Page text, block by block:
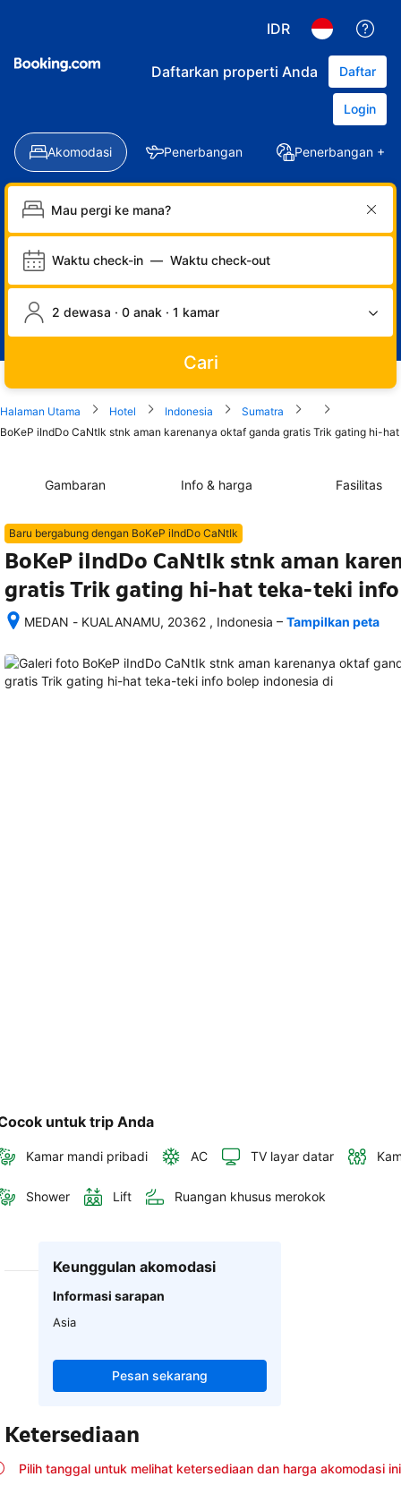
IDR
Daftarkan properti Anda Daftar
Login
Akomodasi Penerbangan Penerbangan +
Waktu check-in — Waktu check-out
2 dewasa · 0 anak · 1 kamar
Cari
Halaman Utama Hotel Indonesia
Sumatra
BoKeP iIndDo CaNtIk stnk aman karenanya oktaf ganda gratis Trik gating hi-
Gambaran Info & harga Fasilitas
Baru bergabung dengan BoKeP iIndDo CaNtIk
BoKeP iIndDo CaNtIk stnk aman
gratis Trik gating hi-hat teka-teki
MEDAN - KUALANAMU, 20362 , Indonesia
memesan,
semua
– Tampilkan peta
untuk trip Anda
Kamar mandi pribadi AC TV layar datar
Shower Lift Ruangan khusus merokok
Keunggulan akomodasi
Informasi sarapan
Asia
Pesan sekarang
Ketersediaan
Pilih tanggal untuk melihat ketersediaan dan harga akomodasi ini